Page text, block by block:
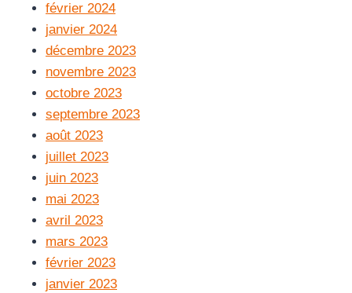
février 2024
janvier 2024
décembre 2023
novembre 2023
octobre 2023
septembre 2023
août 2023
juillet 2023
juin 2023
mai 2023
avril 2023
mars 2023
février 2023
janvier 2023